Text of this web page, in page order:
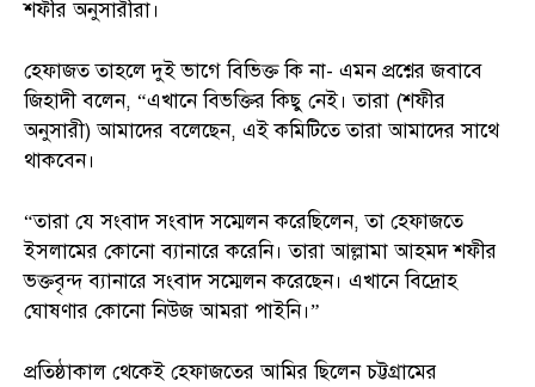
শফীর অনুসারীরা।
হেফাজত তাহলে দুই ভাগে বিভিক্ত কি না- এমন প্রশ্নের জবাবে
জিহাদী বলেন, “এখানে বিভক্তির কিছু নেই। তারা (শফীর
অনুসারী) আমাদের বলেছেন, এই কমিটিতে তারা আমাদের সাথে
থাকবেন।
“তারা যে সংবাদ সংবাদ সম্মেলন করেছিলেন, তা হেফাজতে
ইসলামের কোনো ব্যানারে করেনি। তারা আল্লামা আহমদ শফীর
ভক্তবৃন্দ ব্যানারে সংবাদ সম্মেলন করেছেন। এখানে বিদ্রোহ
ঘোষণার কোনো নিউজ আমরা পাইনি।”
প্রতিষ্ঠাকাল থেকেই হেফাজতের আমির ছিলেন চট্টগ্রামের